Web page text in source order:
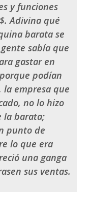
y funciones
Adivina qué
barata se
sabía que
gastar en
podían
la empresa que
no lo hizo
la barata;
punto de
lo que era
una ganga
sus ventas.